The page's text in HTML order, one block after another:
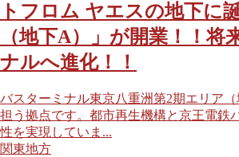
トフロム ヤエスの地下に
（地下A）」が開業！！
ナルへ進化！！
バスターミナル東京八重洲第2期エリア
担う拠点です。都市再生機構と京王電鉄
性を実現していま...
関東地方